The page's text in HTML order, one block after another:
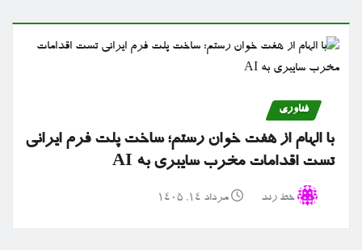
فناوری
با الهام از هفت خوان رستم؛ ساخت پلت فرم ایرانی
تست اقدامات مخرب سایبری به AI
خط رند مرداد ۱۴, ۱۴۰۵